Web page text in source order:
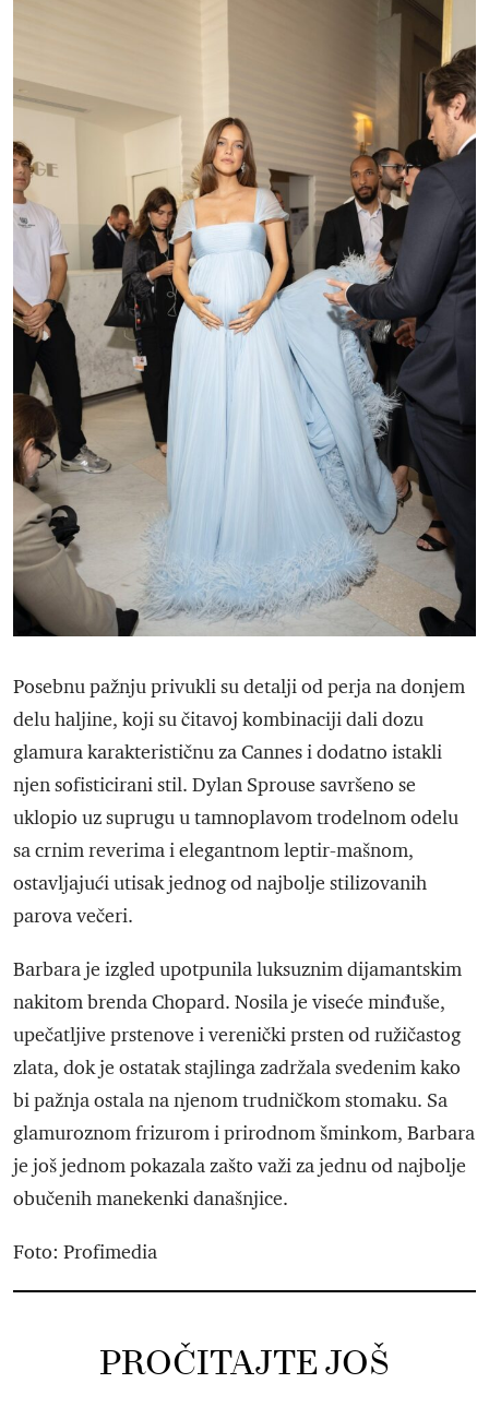
Posebnu pažnju privukli su detalji od perja na donjem
delu haljine, koji su čitavoj kombinaciji dali dozu
glamura karakterističnu za Cannes i dodatno istakli
njen sofisticirani stil. Dylan Sprouse savršeno se
uklopio uz suprugu u tamnoplavom trodelnom odelu
sa crnim reverima i elegantnom leptir-mašnom,
ostavljajući utisak jednog od najbolje stilizovanih
parova večeri.
Barbara je izgled upotpunila luksuznim dijamantskim
nakitom brenda Chopard. Nosila je viseće minđuše,
upečatljive prstenove i verenički prsten od ružičastog
zlata, dok je ostatak stajlinga zadržala svedenim kako
bi pažnja ostala na njenom trudničkom stomaku. Sa
glamuroznom frizurom i prirodnom šminkom, Barbara
je još jednom pokazala zašto važi za jednu od najbolje
obučenih manekenki današnjice.
Foto: Profimedia
PROČITAJTE JOŠ